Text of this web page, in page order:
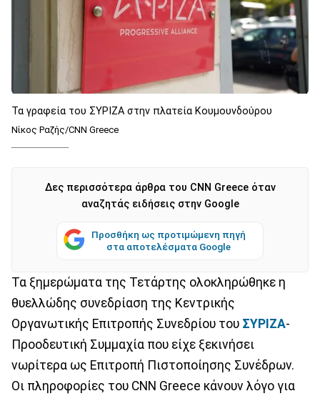
Τα γραφεία του ΣΥΡΙΖΑ στην πλατεία Κουμουνδούρου
Νίκος Ραζής/CNN Greece
Δες περισσότερα άρθρα του CNN Greece όταν
αναζητάς ειδήσεις στην Google
Προσθήκη ως προτιμώμενη πηγή
στα αποτελέσματα Google
Τα ξημερώματα της Τετάρτης ολοκληρώθηκε η
θυελλώδης συνεδρίαση της Κεντρικής
Οργανωτικής Επιτροπής Συνεδρίου του ΣΥΡΙΖΑ-
Προοδευτική Συμμαχία που είχε ξεκινήσει
νωρίτερα ως Επιτροπή Πιστοποίησης Συνέδρων.
Οι πληροφορίες του CNN Greece κάνουν λόγο για